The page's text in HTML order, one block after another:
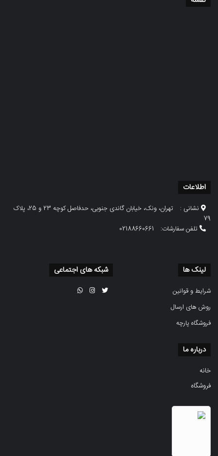
اطلاعات
نشانی :
تهران، ونک، خیابان گاندی جنوبی، حدفاصل کوچه 23 و 25، پلاک
79
تلفن سفارشات:
02188660661
لینک ها
شرایط و قوانین
روش های ارسال
فروشگاه پارچه
شبکه های اجتماعی
درباره ما
خانه
فروشگاه